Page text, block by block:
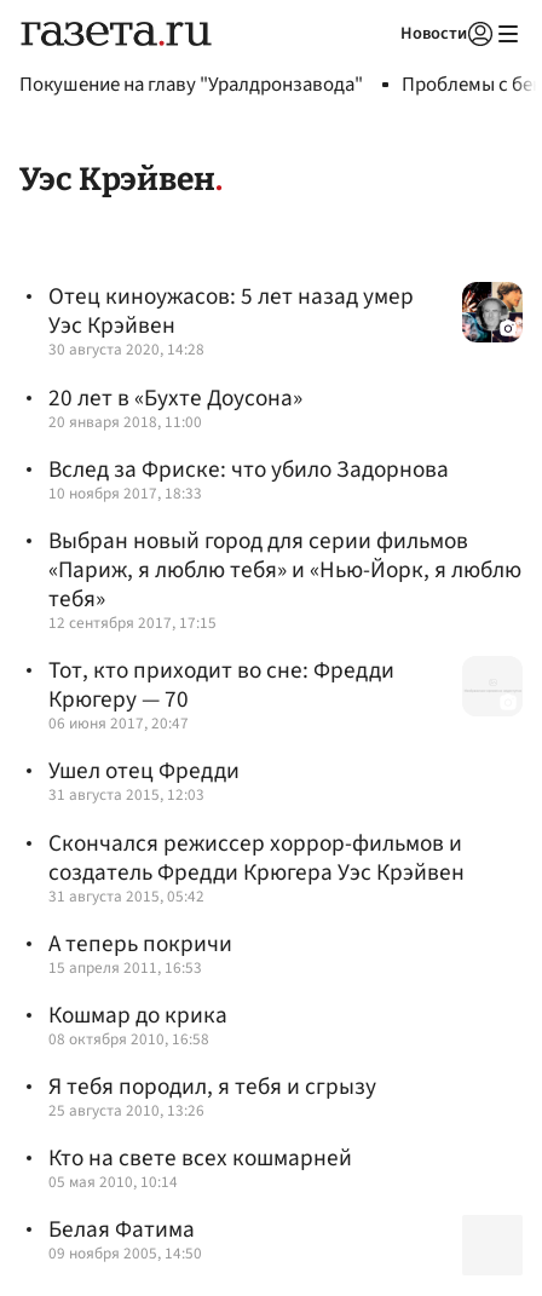
Новости
Покушение на главу "Уралдронзавода" Проблемы с
Уэс Крэйвен
Отец киноужасов: 5 лет назад умер
Уэс Крэйвен
30 августа 2020, 14:28
20 лет в «Бухте Доусона»
20 января 2018, 11:00
Вслед за Фриске: что убило Задорнова
10 ноября 2017, 18:33
Выбран новый город для серии фильмов
«Париж, я люблю тебя» и «Нью-Йорк, я люблю
тебя»
12 сентября 2017, 17:15
Тот, кто приходит во сне: Фредди
Крюгеру — 70
06 июня 2017, 20:47
Ушел отец Фредди
31 августа 2015, 12:03
Скончался режиссер хоррор-фильмов и
создатель Фредди Крюгера Уэс Крэйвен
31 августа 2015, 05:42
А теперь покричи
15 апреля 2011, 16:53
Кошмар до крика
08 октября 2010, 16:58
Я тебя породил, я тебя и сгрызу
25 августа 2010, 13:26
Кто на свете всех кошмарней
05 мая 2010, 10:14
Белая Фатима
09 ноября 2005, 14:50